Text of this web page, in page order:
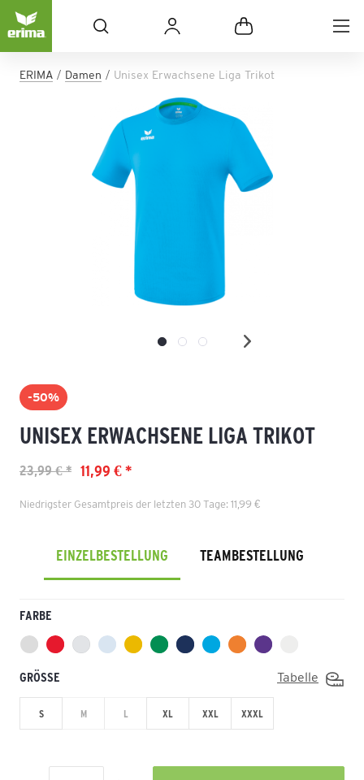
ERIMA Damen Unisex Erwachsene Liga Trikot
-50%
UNISEX ERWACHSENE LIGA TRIKOT
11,99 € *
23,99 € *
Niedrigster Gesamtpreis der letzten 30 Tage: 11,99 €
EINZELBESTELLUNG TEAMBESTELLUNG
FARBE
GRÖSSE Tabelle
S M L XL XXL XXXL